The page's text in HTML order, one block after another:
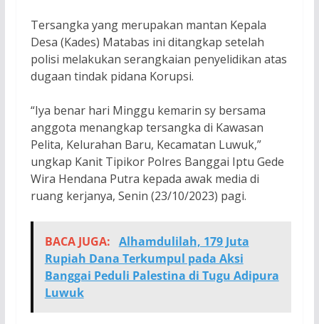
Tersangka yang merupakan mantan Kepala
Desa (Kades) Matabas ini ditangkap setelah
polisi melakukan serangkaian penyelidikan atas
dugaan tindak pidana Korupsi.
“Iya benar hari Minggu kemarin sy bersama
anggota menangkap tersangka di Kawasan
Pelita, Kelurahan Baru, Kecamatan Luwuk,”
ungkap Kanit Tipikor Polres Banggai Iptu Gede
Wira Hendana Putra kepada awak media di
ruang kerjanya, Senin (23/10/2023) pagi.
BACA JUGA: Alhamdulilah, 179 Juta
Rupiah Dana Terkumpul pada Aksi
Banggai Peduli Palestina di Tugu Adipura
Luwuk